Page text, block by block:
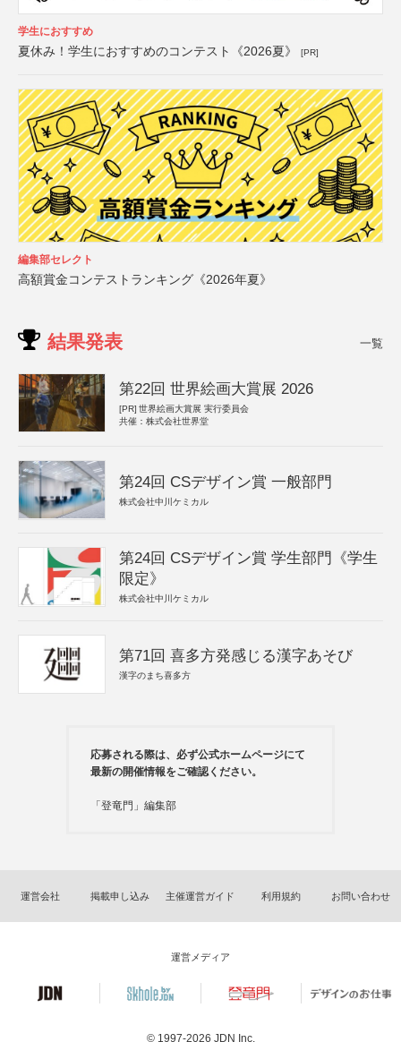
学生におすすめ
夏休み！学生におすすめのコンテスト《2026夏》 [PR]
編集部セレクト
高額賞金コンテストランキング《2026年夏》
結果発表 一覧
第22回 世界絵画大賞展 2026
[PR] 世界絵画大賞展 実行委員会
共催：株式会社世界堂
第24回 CSデザイン賞 一般部門
株式会社中川ケミカル
第24回 CSデザイン賞 学生部門《学生
限定》
株式会社中川ケミカル
第71回 喜多方発感じる漢字あそび
漢字のまち喜多方
応募される際は、必ず公式ホームページにて
最新の開催情報をご確認ください。
「登竜門」編集部
運営会社 掲載申し込み 主催運営ガイド 利用規約 お問い合わせ
運営メディア
© 1997-2026 JDN Inc.